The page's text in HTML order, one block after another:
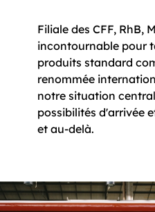
Filiale des CFF, RhB,
incontournable pour
produits standard
renommée
notre situation
possibilités d'arrivée
et au-delà.